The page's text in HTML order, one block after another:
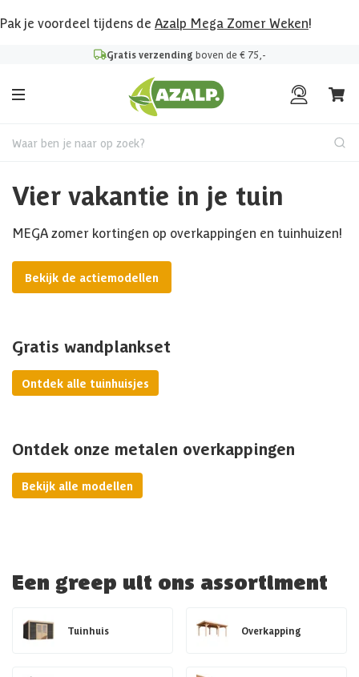
Pak je voordeel tijdens de Azalp Mega Zomer Weken!
Gratis verzending boven de € 75,-
Waar ben je naar op zoek?
Vier vakantie in je tuin
MEGA zomer kortingen op overkappingen en tuinhuizen!
Bekijk de actiemodellen
Gratis wandplankset
Ontdek alle tuinhuisjes
Ontdek onze metalen overkappingen
Bekijk alle modellen
Een greep uit ons assortiment
Tuinhuis Overkapping